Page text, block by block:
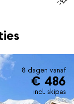
8 dagen vanaf
€ 486
incl. skipas